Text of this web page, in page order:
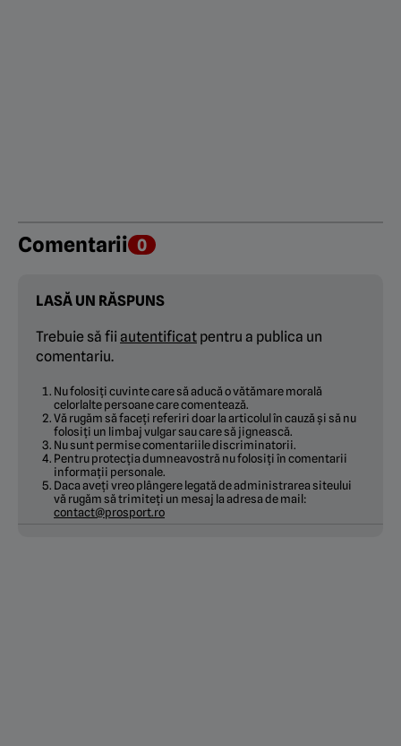
Comentarii 0
LASĂ UN RĂSPUNS
Trebuie să fii autentificat pentru a publica un
comentariu.
Nu folosiți cuvinte care să aducă o vătămare morală
celorlalte persoane care comentează.
Vă rugăm să faceți referiri doar la articolul în cauză și să nu
folosiți un limbaj vulgar sau care să jignească.
Nu sunt permise comentariile discriminatorii.
Pentru protecția dumneavostră nu folosiți în comentarii
informații personale.
Daca aveți vreo plângere legată de administrarea siteului
vă rugăm să trimiteți un mesaj la adresa de mail:
contact@prosport.ro